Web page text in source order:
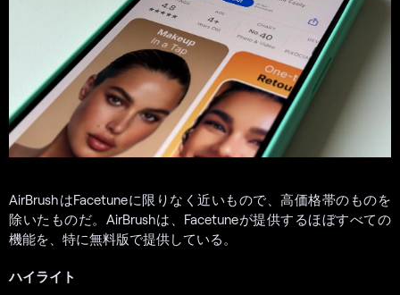
AirBrushはFacetuneに限りなく近いもので、高価格帯のものを
除いたものだ。AirBrushは、Facetuneが提供するほぼすべての
機能を、特に無料版で提供している。
ハイライト